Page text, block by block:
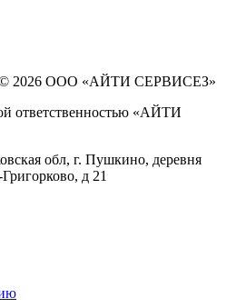
2026 ООО «АЙТИ СЕРВИСЕЗ»
ответственностью «АЙТИ
обл, г. Пушкино, деревня
д 21